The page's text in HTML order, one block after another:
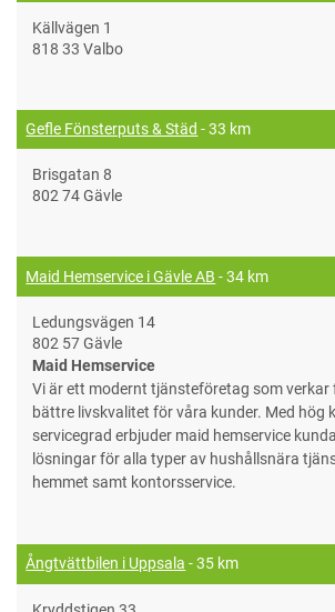
Källvägen 1
818 33 Valbo
Gefle Fönsterputs & Städ - 33 km
Brisgatan 8
802 74 Gävle
Maid Hemservice i Gävle AB - 34 km
Ledungsvägen 14
802 57 Gävle
Maid Hemservice
Vi är ett modernt tjänsteföretag som verkar
bättre livskvalitet för våra kunder. Med hög
servicegrad erbjuder maid hemservice
lösningar för alla typer av hushållsnära
hemmet samt kontorsservice.
Ångtvättbilen i Uppsala - 35 km